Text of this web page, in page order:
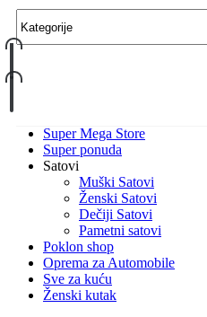
Super Mega Store
Super ponuda
Satovi
Muški Satovi
Ženski Satovi
Dečiji Satovi
Pametni satovi
Poklon shop
Oprema za Automobile
Sve za kuću
Ženski kutak